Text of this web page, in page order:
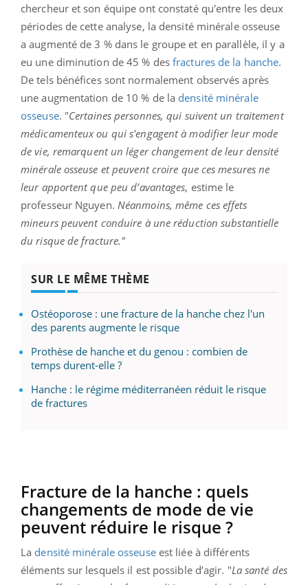
chercheur et son équipe ont constaté qu'entre les deux
périodes de cette analyse, la densité minérale osseuse
a augmenté de 3 % dans le groupe et en parallèle, il y a
eu une diminution de 45 % desfractures de la hanche.
De tels bénéfices sont normalement observés après
une augmentation de 10 % de la densité minérale
osseuse. "Certaines personnes, qui suivent un traitement
médicamenteux ou qui s'engagent à modifier leur mode
de vie, remarquent un léger changement de leur densité
minérale osseuse et peuvent croire que ces mesures ne
leur apportent que peu d’avantages, estime le
professeur Nguyen. Néanmoins, même ces effets
mineurs peuvent conduire à une réduction substantielle
du risque de fracture."
SUR LE MÊME THÈME
Ostéoporose : une fracture de la hanche chez l'un
des parents augmente le risque
Prothèse de hanche et du genou : combien de
temps durent-elle ?
Hanche : le régime méditerranéen réduit le risque
de fractures
Fracture de la hanche : quels
changements de mode de vie
peuvent réduire le risque ?
La densité minérale osseuseest liée à différents
éléments sur lesquels il est possible d’agir. "La santé des